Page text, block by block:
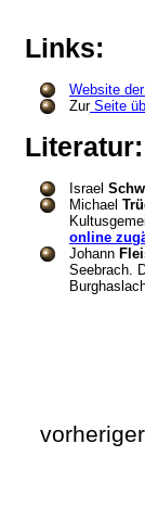
Links:
Website
ZurSeite
Israel
Michael
online
Johann
Seebrach.